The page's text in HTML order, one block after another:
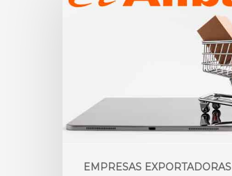
EMPRESAS EXPORTADORAS